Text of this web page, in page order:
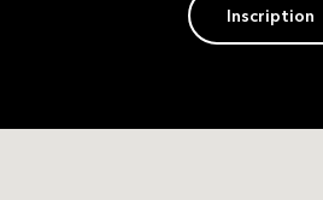
Inscription